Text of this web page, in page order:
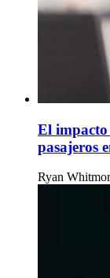
El impacto
pasajeros
Ryan